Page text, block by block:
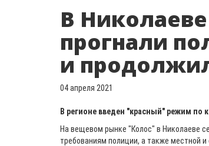
В
прогнали
и
04 апреля 2021
В регионе введен "красный" режим по
На вещевом рынке "Колос" в Николаеве
требованиям полиции, а также местной